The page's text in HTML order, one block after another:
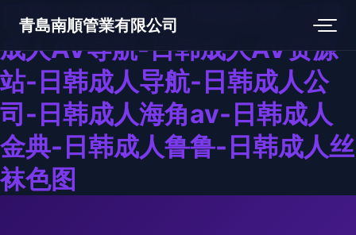
日韩在线观看-日韩插B网-日韩
成人AV导航-日韩成人AV资源
站-日韩成人导航-日韩成人公
司-日韩成人海角av-日韩成人
金典-日韩成人鲁鲁-日韩成人丝
袜色图
青島南順管業有限公司